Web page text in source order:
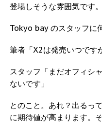
登場しそうな雰囲気です。
Tokyo bay のスタッフに
筆者「X2は発売いつです
スタッフ「まだオフィシ
ないです」
とのこと。あれ？出るっ
に期待値が高まります。